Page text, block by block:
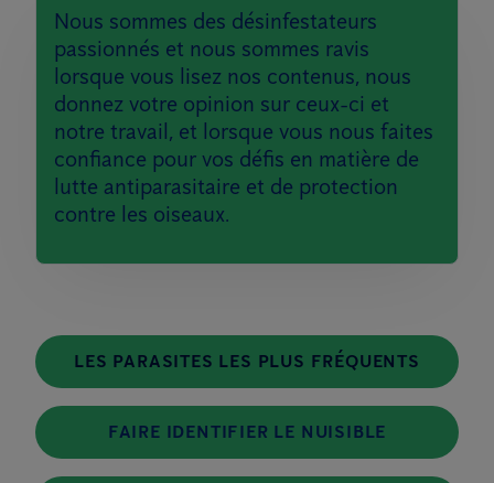
Nous sommes des désinfestateurs
passionnés et nous sommes ravis
lorsque vous lisez nos contenus, nous
donnez votre opinion sur ceux-ci et
notre travail, et lorsque vous nous faites
confiance pour vos défis en matière de
lutte antiparasitaire et de protection
contre les oiseaux.
LES PARASITES LES PLUS FRÉQUENTS
FAIRE IDENTIFIER LE NUISIBLE